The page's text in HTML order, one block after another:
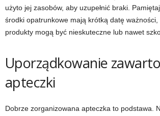
użyto jej zasobów, aby uzupełnić braki.
środki opatrunkowe mają krótką datę
produkty mogą być nieskuteczne lub nawet
Uporządkowanie
apteczki
Dobrze zorganizowana apteczka to podstawa.